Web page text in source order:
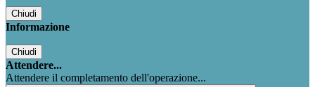
Chiudi
Informazione
Chiudi
Attendere...
Attendere il completamento dell'operazione...